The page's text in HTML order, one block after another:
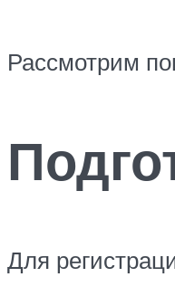
Рассмотрим
Для